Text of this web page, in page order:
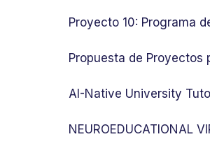
Proyecto 10: Programa
Propuesta de Proyectos
AI-Native University
NEUROEDUCATIONAL